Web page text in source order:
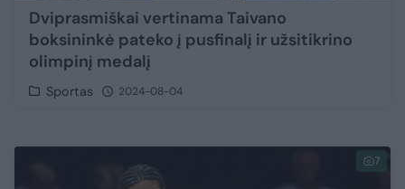
Dviprasmiškai vertinama Taivano
boksininkė pateko į pusfinalį ir užsitikrino
olimpinį medalį
Sportas 2024-08-04
7